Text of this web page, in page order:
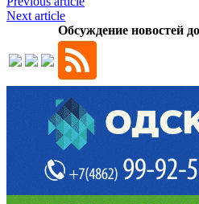
Next article
Обсуждение новостей